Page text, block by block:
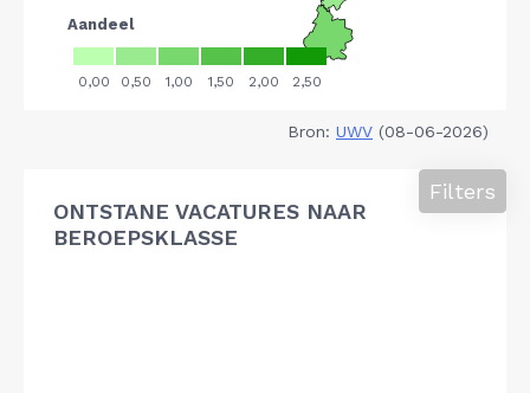
Bron: UWV (08-06-2026)
ONTSTANE VACATURES NAAR
BEROEPSKLASSE
Filters